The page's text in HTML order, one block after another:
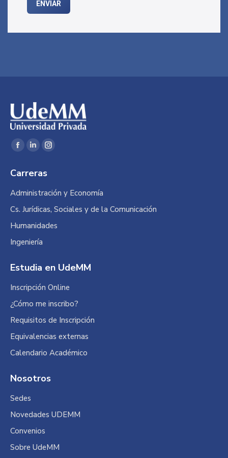
Encuéntranos en:
Facebook
opens
in
new
Linkedin
opens
in
new
Instagram
in
new
Carreras
Administración y Economía
Cs. Jurídicas, Sociales y de la Comunicación
Humanidades
Ingeniería
Estudia en UdeMM
Inscripción Online
¿Cómo me inscribo?
Requisitos de Inscripción
Equivalencias externas
Calendario Académico
Nosotros
Sedes
Novedades UDEMM
Convenios
Sobre UdeMM